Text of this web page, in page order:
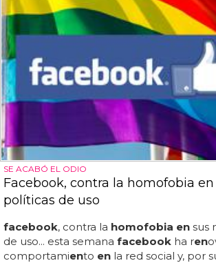
SE ACABÓ EL ODIO
Facebook, contra la homofobia
políticas de uso
facebook, contra la homofobia en sus
de uso... esta semana facebook ha ren
comportamiento en la red social y, por